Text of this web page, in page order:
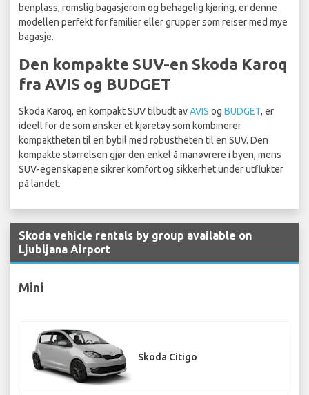
benplass, romslig bagasjerom og behagelig kjøring, er denne
modellen perfekt for familier eller grupper som reiser med mye
bagasje.
Den kompakte SUV-en Skoda Karoq
fra AVIS og BUDGET
Skoda Karoq, en kompakt SUV tilbudt avAVIS og BUDGET, er
ideell for de som ønsker et kjøretøy som kombinerer
kompaktheten til en bybil med robustheten til en SUV. Den
kompakte størrelsen gjør den enkel å manøvrere i byen, mens
SUV-egenskapene sikrer komfort og sikkerhet under utflukter
på landet.
Skoda vehicle rentals by group available on
Ljubljana Airport
Mini
Skoda Citigo